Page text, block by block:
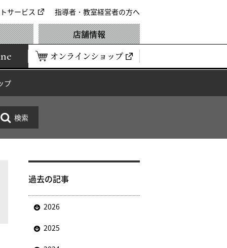
サービス 指導者・教室経営者の方へ
オンラインショップ
店舗情報
プ
過去の記事
2026
2025